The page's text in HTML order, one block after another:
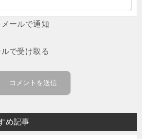
ールで通知
で受け取る
め記事